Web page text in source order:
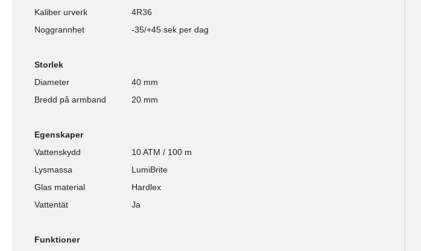
Kaliber urverk
4R36
Noggrannhet
-35/+45 sek per dag
Storlek
Diameter
40 mm
Bredd på armband
20 mm
Egenskaper
Vattenskydd
10 ATM / 100 m
Lysmassa
LumiBrite
Glas material
Hardlex
Vattentät
Ja
Funktioner